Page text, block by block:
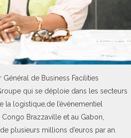
Général de Business Facilities
qui se déploie dans les secteurs
logistique,de l’évènementiel
Brazzaville et au Gabon,
plusieurs millions d’euros par an.